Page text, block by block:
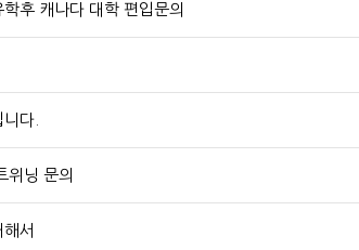
학후 캐나다 대학 편입문의
다.
위닝 문의
서